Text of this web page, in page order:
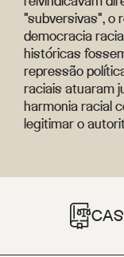
"subversivas", o
democracia
históricas
repressão
raciais atuaram
harmonia racial
legitimar o